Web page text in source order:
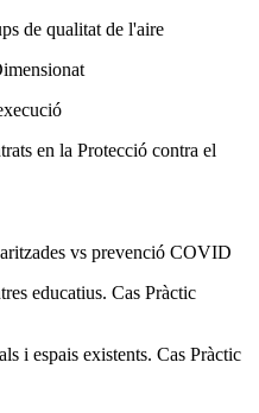
de qualitat de l'aire
en la Protecció contra el
vs prevenció COVID
educatius. Cas Pràctic
espais existents. Cas Pràctic